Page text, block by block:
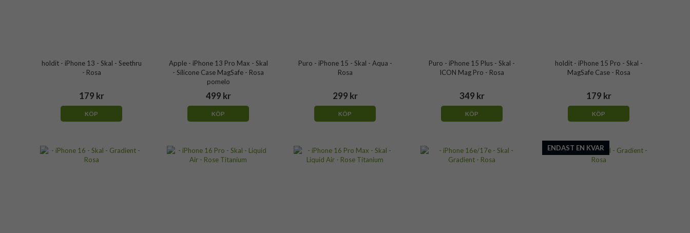
holdit - iPhone 13 - Skal - Seethru
- Rosa
179 kr
KÖP
Apple - iPhone 13 Pro Max - Skal
- Silicone Case MagSafe - Rosa
pomelo
499 kr
KÖP
Puro - iPhone 15 - Skal - Aqua -
Rosa
299 kr
KÖP
Puro - iPhone 15 Plus - Skal -
ICON Mag Pro - Rosa
349 kr
KÖP
holdit - iPhone 15 Pro - Skal -
MagSafe Case - Rosa
179 kr
KÖP
ENDAST EN KVAR